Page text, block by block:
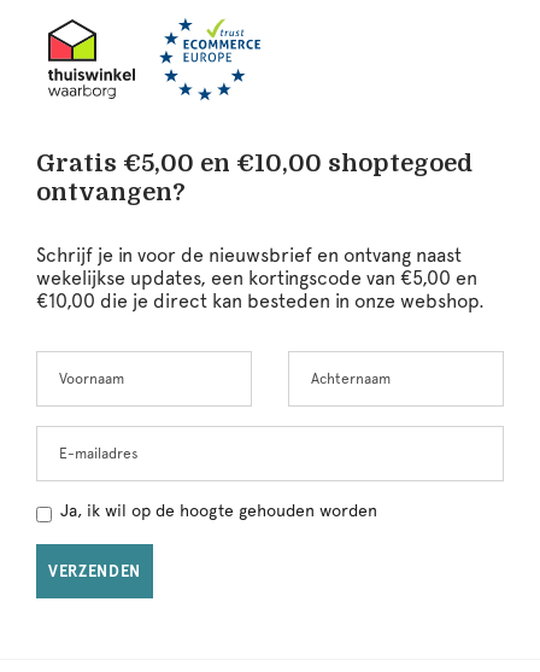
Gratis €5,00 en €10,00 shoptegoed
ontvangen?
Schrijf je in voor de nieuwsbrief en ontvang naast
wekelijkse updates, een kortingscode van €5,00 en
€10,00 die je direct kan besteden in onze webshop.
this
Ja, ik wil op de hoogte gehouden worden
VERZENDEN